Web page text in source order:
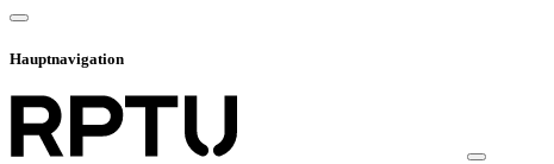
Hauptnavigation